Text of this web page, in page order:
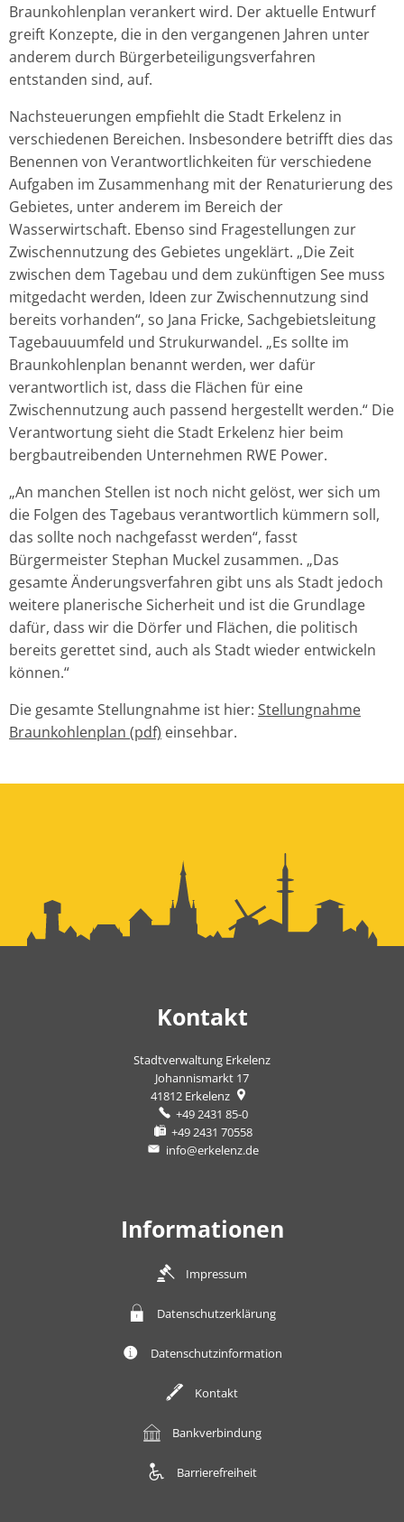
Braunkohlenplan verankert wird. Der aktuelle Entwurf
greift Konzepte, die in den vergangenen Jahren unter
anderem durch Bürgerbeteiligungsverfahren
entstanden sind, auf.
Nachsteuerungen empfiehlt die Stadt Erkelenz in
verschiedenen Bereichen. Insbesondere betrifft dies das
Benennen von Verantwortlichkeiten für verschiedene
Aufgaben im Zusammenhang mit der Renaturierung des
Gebietes, unter anderem im Bereich der
Wasserwirtschaft. Ebenso sind Fragestellungen zur
Zwischennutzung des Gebietes ungeklärt. „Die Zeit
zwischen dem Tagebau und dem zukünftigen See muss
mitgedacht werden, Ideen zur Zwischennutzung sind
bereits vorhanden“, so Jana Fricke, Sachgebietsleitung
Tagebauuumfeld und Strukurwandel. „Es sollte im
Braunkohlenplan benannt werden, wer dafür
verantwortlich ist, dass die Flächen für eine
Zwischennutzung auch passend hergestellt werden.“ Die
Verantwortung sieht die Stadt Erkelenz hier beim
bergbautreibenden Unternehmen RWE Power.
„An manchen Stellen ist noch nicht gelöst, wer sich um
die Folgen des Tagebaus verantwortlich kümmern soll,
das sollte noch nachgefasst werden“, fasst
Bürgermeister Stephan Muckel zusammen. „Das
gesamte Änderungsverfahren gibt uns als Stadt jedoch
weitere planerische Sicherheit und ist die Grundlage
dafür, dass wir die Dörfer und Flächen, die politisch
bereits gerettet sind, auch als Stadt wieder entwickeln
können.“
Die gesamte Stellungnahme ist hier: Stellungnahme
Braunkohlenplan (pdf) einsehbar.
Kontakt
Stadtverwaltung Erkelenz
Johannismarkt 17
41812 Erkelenz
+49 2431 85-0
+49 2431 70558
info@erkelenz.de
Informationen
Impressum
Datenschutzerklärung
Datenschutzinformation
Kontakt
Bankverbindung
Barrierefreiheit